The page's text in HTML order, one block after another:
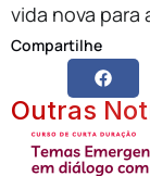
vida nova
Compartilhe
Outras